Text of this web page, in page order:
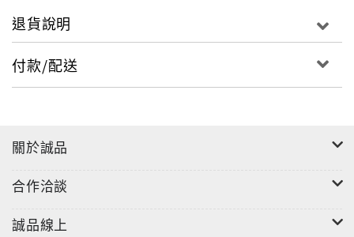
退貨說明
付款/配送
關於誠品
合作洽談
誠品線上